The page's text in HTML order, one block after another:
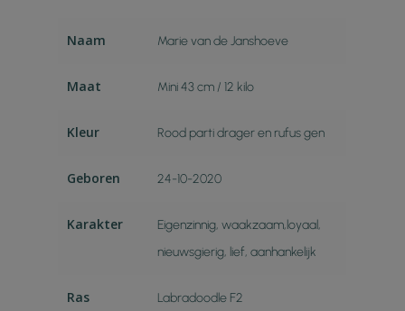
Naam Marie van de Janshoeve
Maat Mini 43 cm / 12 kilo
Kleur Rood parti drager en rufus gen
Geboren 24-10-2020
Karakter
Eigenzinnig, waakzaam,loyaal,
nieuwsgierig, lief, aanhankelijk
Ras Labradoodle F2